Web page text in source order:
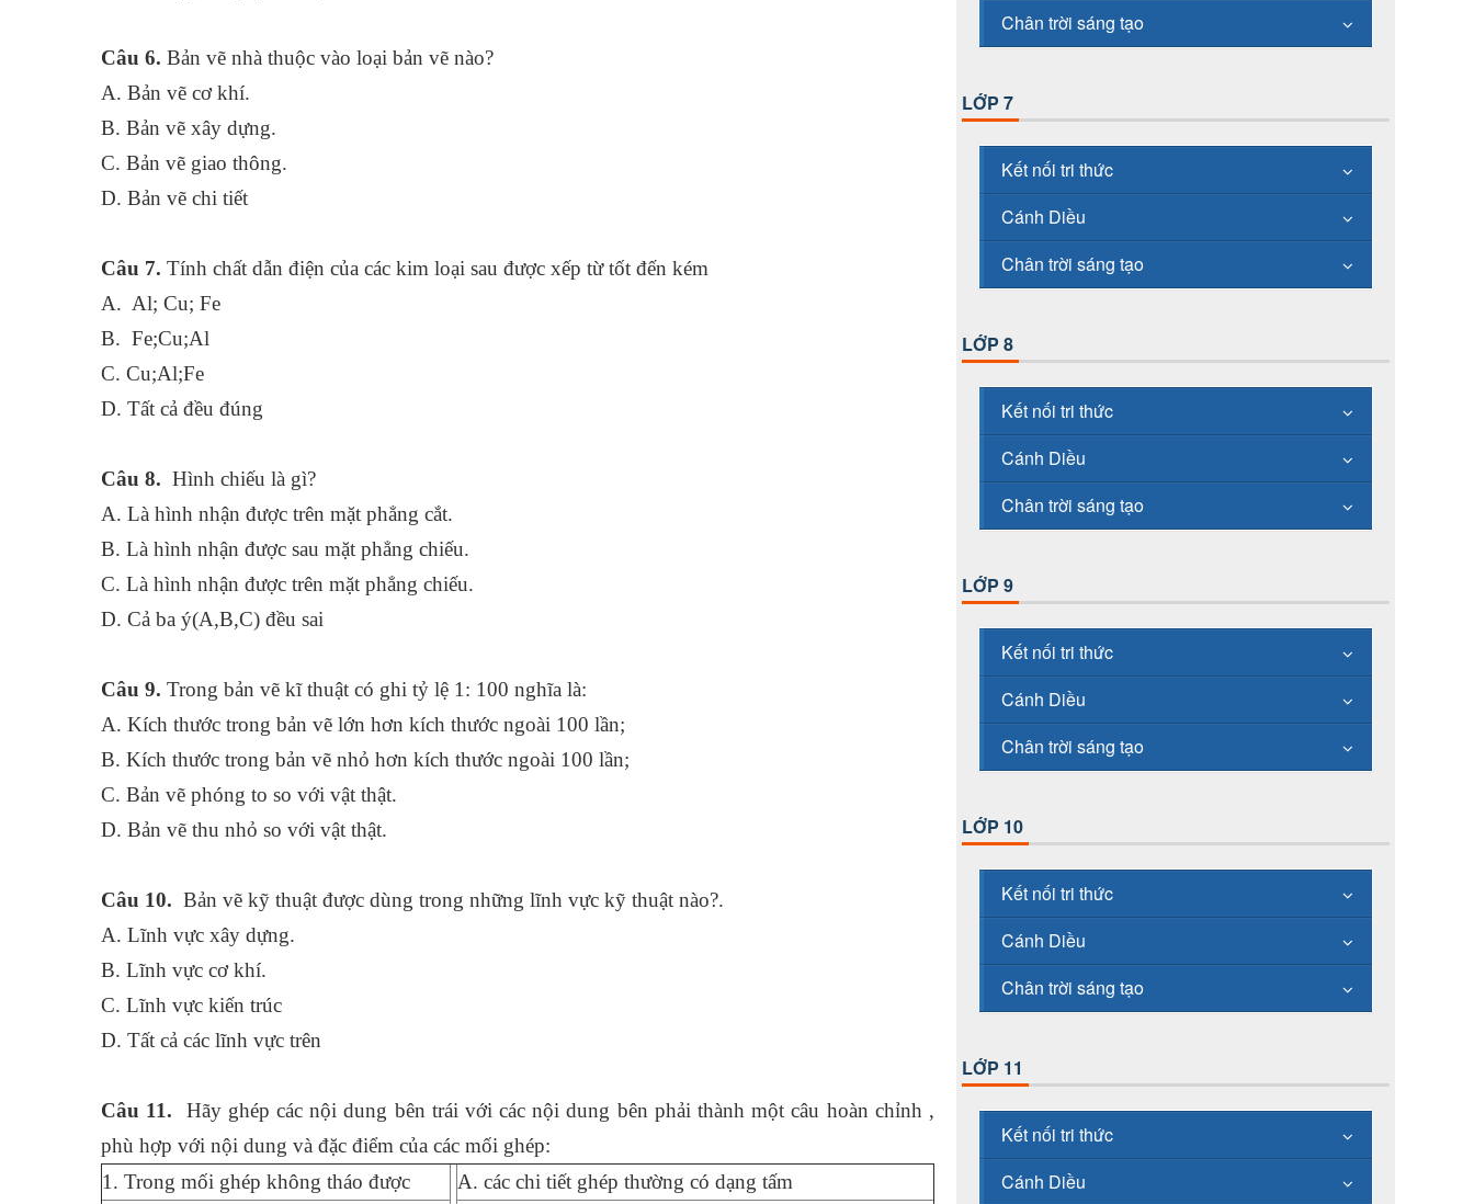
Câu 6. Bản vẽ nhà thuộc vào loại bản vẽ nào?
A. Bản vẽ cơ khí.
B. Bản vẽ xây dựng.
C. Bản vẽ giao thông.
D. Bản vẽ chi tiết
Câu 7. Tính chất dẫn điện của các kim loại sau được xếp từ tốt đến kém
A. Al; Cu; Fe
B. Fe;Cu;Al
C. Cu;Al;Fe
D. Tất cả đều đúng
Câu 8. Hình chiếu là gì?
A. Là hình nhận được trên mặt phẳng cắt.
B. Là hình nhận được sau mặt phẳng chiếu.
C. Là hình nhận được trên mặt phẳng chiếu.
D. Cả ba ý(A,B,C) đều sai
Câu 9. Trong bản vẽ kĩ thuật có ghi tỷ lệ 1: 100 nghĩa là:
A. Kích thước trong bản vẽ lớn hơn kích thước ngoài 100 lần;
B. Kích thước trong bản vẽ nhỏ hơn kích thước ngoài 100 lần;
C. Bản vẽ phóng to so với vật thật.
D. Bản vẽ thu nhỏ so với vật thật.
Câu 10. Bản vẽ kỹ thuật được dùng trong những lĩnh vực kỹ thuật nào?.
A. Lĩnh vực xây dựng.
B. Lĩnh vực cơ khí.
C. Lĩnh vực kiến trúc
D. Tất cả các lĩnh vực trên
Câu 11.
Hãy ghép các nội dung bên trái với các nội dung bên phải thành một câu hoàn chỉnh ,
phù hợp với nội dung và đặc điểm của các mối ghép:
1. Trong mối ghép không tháo được
A. các chi tiết ghép thường có dạng tấm
Chân trời sáng tạo
LỚP 7
Kết nối tri thức
Cánh Diều
Chân trời sáng tạo
LỚP 8
Kết nối tri thức
Cánh Diều
Chân trời sáng tạo
LỚP 9
Kết nối tri thức
Cánh Diều
Chân trời sáng tạo
LỚP 10
Kết nối tri thức
Cánh Diều
Chân trời sáng tạo
LỚP 11
Kết nối tri thức
Cánh Diều